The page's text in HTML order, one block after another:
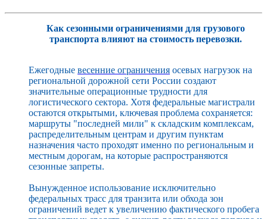
Как сезонными ограничениями для грузового
транспорта влияют на стоимость перевозки.
Ежегодные весенние ограничения осевых нагрузок на
региональной дорожной сети России создают
значительные операционные трудности для
логистического сектора. Хотя федеральные магистрали
остаются открытыми, ключевая проблема сохраняется:
маршруты "последней мили" к складским комплексам,
распределительным центрам и другим пунктам
назначения часто проходят именно по региональным и
местным дорогам, на которые распространяются
сезонные запреты.
Вынужденное использование исключительно
федеральных трасс для транзита или обхода зон
ограничений ведет к увеличению фактического пробега